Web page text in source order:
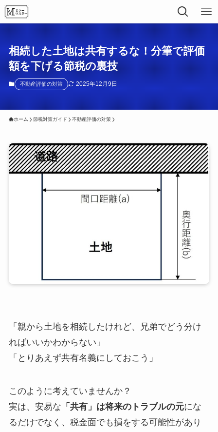
相続した土地は共有するな！分筆で評価
額を下げる節税の裏技
不動産評価の対策 2025年12月9日
ホーム 節税対策ガイド 不動産評価の対策
「親から土地を相続したけれど、兄弟でどう分け
ればいいかわからない」
「とりあえず共有名義にしておこう」
このように考えていませんか？
実は、安易な 「共有」は将来のトラブルの元にな
るだけでなく、税金面でも損をする可能性があり